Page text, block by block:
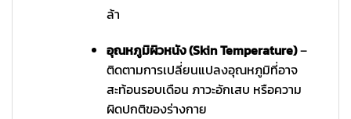
ล้า
อุณหภูมิผิวหนัง (Skin Temperature)–
ติดตามการเปลี่ยนแปลงอุณหภูมิที่อาจ
สะท้อนรอบเดือน ภาวะอักเสบ หรือความ
ผิดปกติของร่างกาย